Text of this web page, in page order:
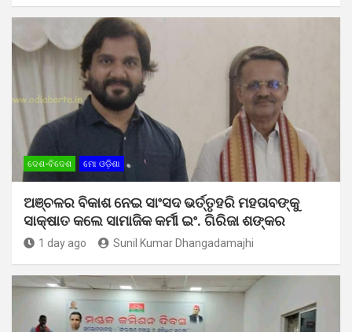
ଦେଶ-ବିଦେଶ ମୋ ଓଡ଼ିଶା
ଅଞ୍ଚଳର ବିକାଶ ନେଇ ସାଂସଦ ଭର୍ତ୍ତୃହରି ମହତାବଙ୍କୁ
ସାକ୍ଷାତ କଲେ ସାମାଜିକ କର୍ମୀ ଇଂ. ଗିରିଜା ଶଙ୍କର
1 day ago Sunil Kumar Dhangadamajhi